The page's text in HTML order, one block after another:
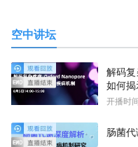
空中讲坛
解码
如何
开播时
肠菌